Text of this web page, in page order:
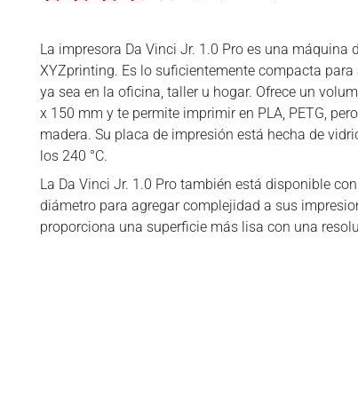
ESCÁNERES 3D
IMPRESORAS 3D
MATERIALES 3D
NEGOCIOS
RANKINGS 3D
SOFTWARES 3D
La impresora Da Vinci Jr. 1.0 Pro es una máquina
XYZprinting. Es lo suficientemente compacta para
ya sea en la oficina, taller u hogar. Ofrece un
x 150 mm y te permite imprimir en PLA, PETG,
madera. Su placa de impresión está hecha de
los 240 °C.
La Da Vinci Jr. 1.0 Pro también está disponible
diámetro para agregar complejidad a sus
proporciona una superficie más lisa con una